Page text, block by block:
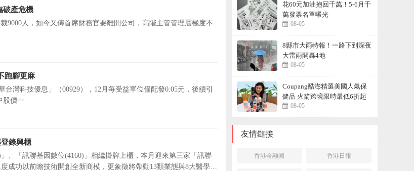
破產危機
9000人，如今又傳首席財務官要離開公司，高階主管管理層極度不
跑腳更麻
灣科技優息」（00929），12月每受益單位僅配發0.05元，後續引
股價一
錄興櫃
、「訊聯基因數位(4160)」相繼掛牌上櫃，本月迎來第三家「訊聯
成功以前瞻技術開創全新商模，更象徵將帶動13類業態與8大醫學領
花60元加油抱回千萬！5-6月千
萬發票名單曝光
08-05
8縣市大雨特報！一路下到深夜
大雷雨開轟4地
08-05
Coupang酷澎精選美國人氣保
健品 火箭跨境限時最低6折起
08-05
友情鏈接
香港金融圈 香港日報